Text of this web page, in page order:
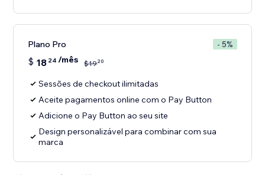
Plano Pro - 5%
$ 18 24 /mês $1920
Sessões de checkout ilimitadas
Aceite pagamentos online com o Pay Button
Adicione o Pay Button ao seu site
Design personalizável para combinar com sua
marca